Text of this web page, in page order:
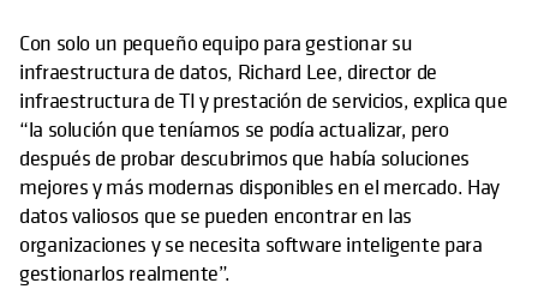
Con solo un pequeño equipo para gestionar su
infraestructura de datos, Richard Lee, director de
infraestructura de TI y prestación de servicios, explica que
“la solución que teníamos se podía actualizar, pero
después de probar descubrimos que había soluciones
mejores y más modernas disponibles en el mercado. Hay
datos valiosos que se pueden encontrar en las
organizaciones y se necesita software inteligente para
gestionarlos realmente”.